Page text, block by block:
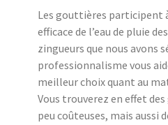
Les gouttières participent
efficace de l’eau de pluie
zingueurs que nous avons
professionnalisme vous
meilleur choix quant au
Vous trouverez en effet
peu coûteuses, mais aussi